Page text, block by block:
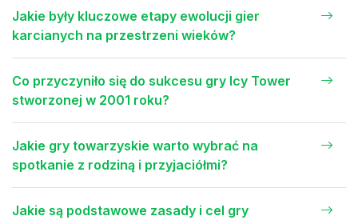
Jakie były kluczowe etapy ewolucji gier
karcianych na przestrzeni wieków?
Co przyczyniło się do sukcesu gry Icy Tower
stworzonej w 2001 roku?
Jakie gry towarzyskie warto wybrać na
spotkanie z rodziną i przyjaciółmi?
Jakie są podstawowe zasady i cel gry